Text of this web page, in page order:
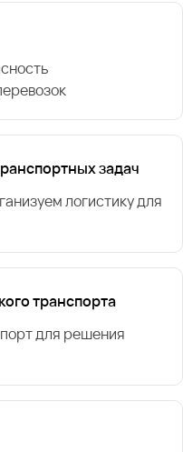
задач
логистику для
транспорта
для решения